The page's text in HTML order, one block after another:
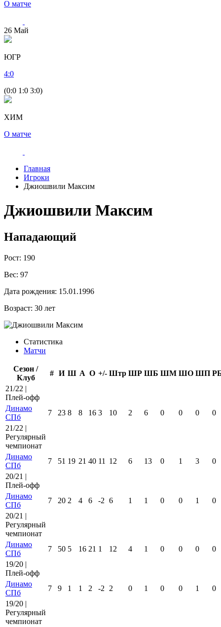
О матче
26 Май
ЮГР
4:0
(0:0 1:0 3:0)
ХИМ
О матче
Главная
Игроки
Джиошвили Максим
Джиошвили Максим
Нападающий
Рост: 190
Вес: 97
Дата рождения: 15.01.1996
Возраст: 30 лет
Статистика
Матчи
Сезон /
Клуб
# И Ш А О +/- Штр ШР ШБ ШМ ШО ШП
21/22 |
Плей-офф
Динамо
СПб
7 23 8 8 16 3 10 2 6 0 0 0
0
21/22 |
Регулярный
чемпионат
Динамо
СПб
7 51 19 21 40 11 12 6 13 0 1 3
0
20/21 |
Плей-офф
Динамо
СПб
7 20 2 4 6 -2 6 1 1 0 0 1
0
20/21 |
Регулярный
чемпионат
Динамо
СПб
7 50 5 16 21 1 12 4 1 0 0 0
0
19/20 |
Плей-офф
Динамо
СПб
7 9 1 1 2 -2 2 0 1 0 0 1
0
19/20 |
Регулярный
чемпионат